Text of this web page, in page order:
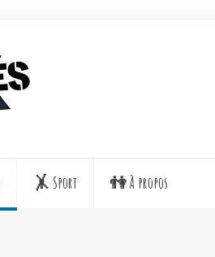
🤸 Sport 👫 À propos